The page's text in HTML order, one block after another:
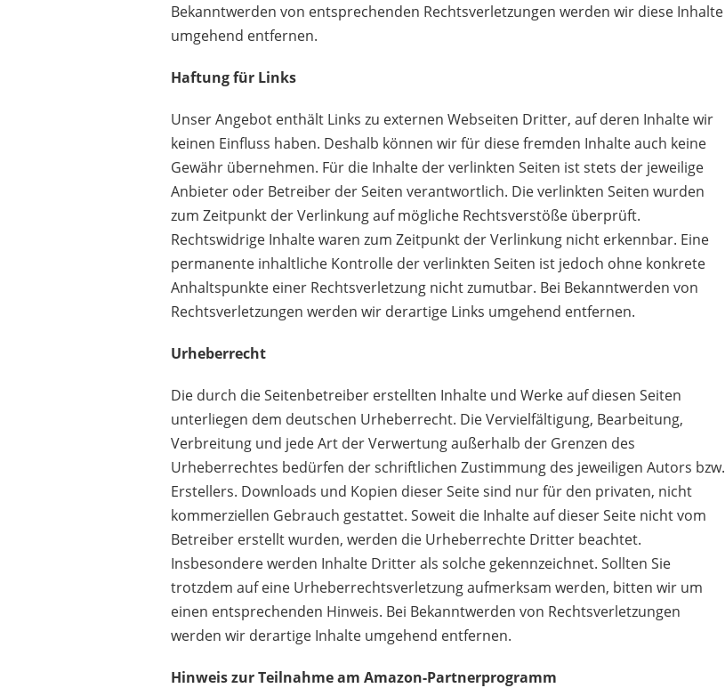
Bekanntwerden von entsprechenden Rechtsverletzungen werden wir diese Inhalte
umgehend entfernen.
Haftung für Links
Unser Angebot enthält Links zu externen Webseiten Dritter, auf deren Inhalte wir
keinen Einfluss haben. Deshalb können wir für diese fremden Inhalte auch keine
Gewähr übernehmen. Für die Inhalte der verlinkten Seiten ist stets der jeweilige
Anbieter oder Betreiber der Seiten verantwortlich. Die verlinkten Seiten wurden
zum Zeitpunkt der Verlinkung auf mögliche Rechtsverstöße überprüft.
Rechtswidrige Inhalte waren zum Zeitpunkt der Verlinkung nicht erkennbar. Eine
permanente inhaltliche Kontrolle der verlinkten Seiten ist jedoch ohne konkrete
Anhaltspunkte einer Rechtsverletzung nicht zumutbar. Bei Bekanntwerden von
Rechtsverletzungen werden wir derartige Links umgehend entfernen.
Urheberrecht
Die durch die Seitenbetreiber erstellten Inhalte und Werke auf diesen Seiten
unterliegen dem deutschen Urheberrecht. Die Vervielfältigung, Bearbeitung,
Verbreitung und jede Art der Verwertung außerhalb der Grenzen des
Urheberrechtes bedürfen der schriftlichen Zustimmung des jeweiligen Autors bzw.
Erstellers. Downloads und Kopien dieser Seite sind nur für den privaten, nicht
kommerziellen Gebrauch gestattet. Soweit die Inhalte auf dieser Seite nicht vom
Betreiber erstellt wurden, werden die Urheberrechte Dritter beachtet.
Insbesondere werden Inhalte Dritter als solche gekennzeichnet. Sollten Sie
trotzdem auf eine Urheberrechtsverletzung aufmerksam werden, bitten wir um
einen entsprechenden Hinweis. Bei Bekanntwerden von Rechtsverletzungen
werden wir derartige Inhalte umgehend entfernen.
Hinweis zur Teilnahme am Amazon-Partnerprogramm